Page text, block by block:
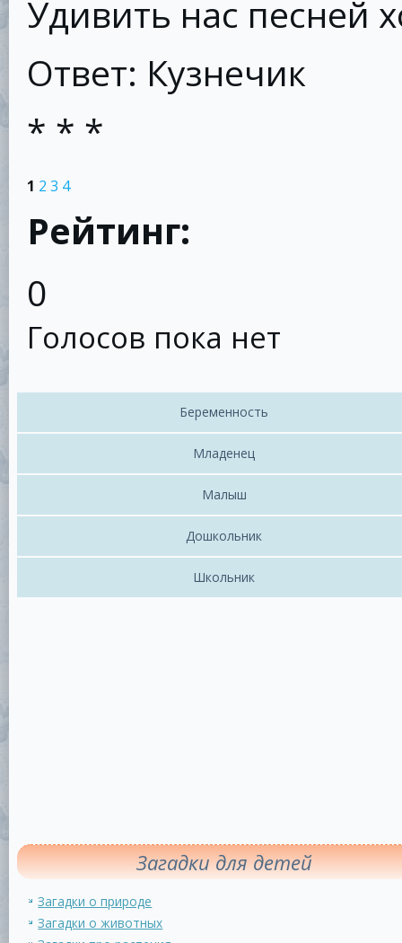
Удивить нас песней
Ответ: Кузнечик
* * *
1 2 3 4
Рейтинг:
0
Голосов пока нет
Беременность
Младенец
Малыш
Дошкольник
Школьник
Загадки для детей
Загадки о природе
Загадки о животных